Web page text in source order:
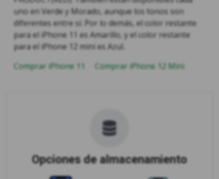
uno en Verde y Morado, aunque los tonos son
diferentes entre sí. Por lo demás, el color restante
para el iPhone 11 es Amarillo, y el color restante
para el iPhone 12 mini es Azul.
Comprar iPhone 11
Comprar iPhone 12 Mini
Opciones de almacenamiento